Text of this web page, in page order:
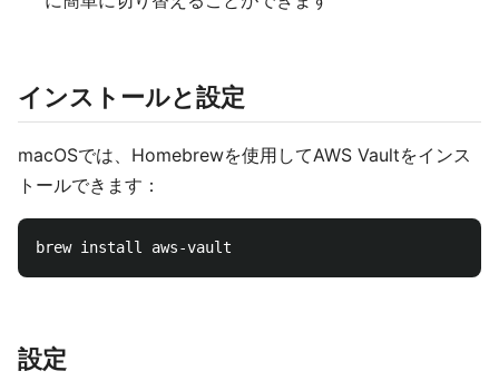
インストールと設定
macOSでは、Homebrewを使用してAWS Vaultをインス
トールできます：
設定